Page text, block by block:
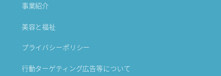
事業紹介
美容と福祉
プライバシーポリシー
行動ターゲティング広告等について